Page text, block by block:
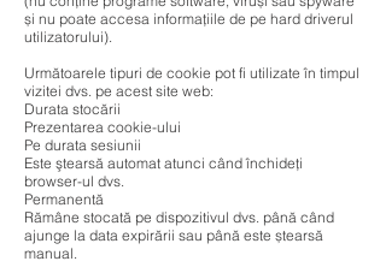
și nu poate accesa informațiile de pe hard driverul
utilizatorului).
Următoarele tipuri de cookie pot fi utilizate în timpul
vizitei dvs. pe acest site web:
Durata stocării
Prezentarea cookie-ului
Pe durata sesiunii
Este ştearsă automat atunci când închideţi
browser-ul dvs.
Permanentă
Rămâne stocată pe dispozitivul dvs. până când
ajunge la data expirării sau până este ștearsă
manual.